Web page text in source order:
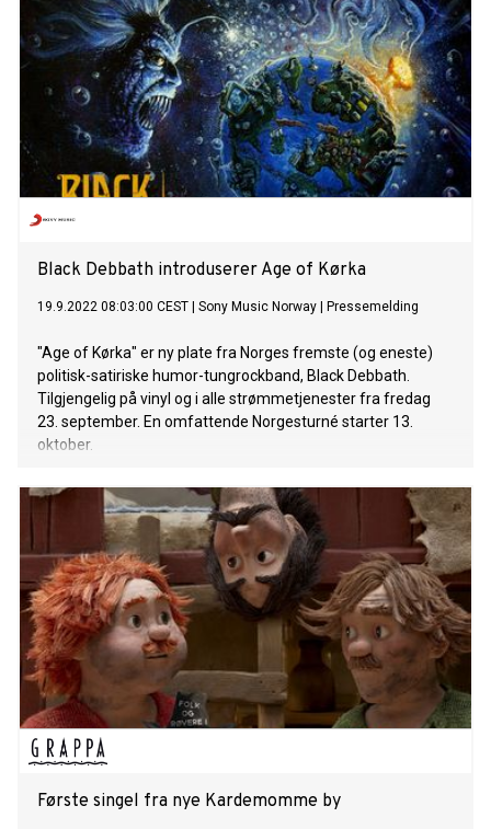
Black Debbath introduserer Age of Kørka
19.9.2022 08:03:00 CEST Sony Music Norway Pressemelding
"Age of Kørka" er ny plate fra Norges fremste (og eneste)
politisk-satiriske humor-tungrockband, Black Debbath.
Tilgjengelig på vinyl og i alle strømmetjenester fra fredag
23. september. En omfattende Norgesturné starter 13.
oktober.
Første singel fra nye Kardemomme by